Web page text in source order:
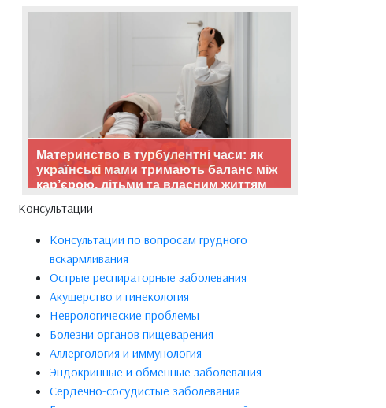
Материнство в турбулентні часи: як
українські мами тримають баланс між
кар’єрою, дітьми та власним життям
Консультации
Консультации по вопросам грудного
вскармливания
Острые респираторные заболевания
Акушерство и гинекология
Неврологические проблемы
Болезни органов пищеварения
Аллергология и иммунология
Эндокринные и обменные заболевания
Сердечно-сосудистые заболевания